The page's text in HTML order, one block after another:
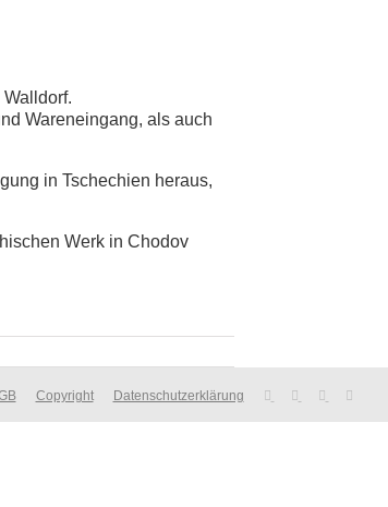
Wareneingang, als auch
in Tschechien heraus,
Werk in Chodov
Copyright Datenschutzerklärung